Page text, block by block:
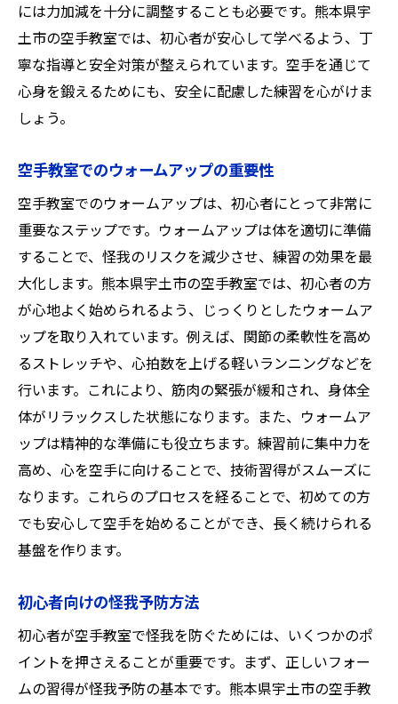
には力加減を十分に調整することも必要です。熊本県宇
土市の空手教室では、初心者が安心して学べるよう、丁
寧な指導と安全対策が整えられています。空手を通じて
心身を鍛えるためにも、安全に配慮した練習を心がけま
しょう。
空手教室でのウォームアップの重要性
空手教室でのウォームアップは、初心者にとって非常に
重要なステップです。ウォームアップは体を適切に準備
することで、怪我のリスクを減少させ、練習の効果を最
大化します。熊本県宇土市の空手教室では、初心者の方
が心地よく始められるよう、じっくりとしたウォームア
ップを取り入れています。例えば、関節の柔軟性を高め
るストレッチや、心拍数を上げる軽いランニングなどを
行います。これにより、筋肉の緊張が緩和され、身体全
体がリラックスした状態になります。また、ウォームア
ップは精神的な準備にも役立ちます。練習前に集中力を
高め、心を空手に向けることで、技術習得がスムーズに
なります。これらのプロセスを経ることで、初めての方
でも安心して空手を始めることができ、長く続けられる
基盤を作ります。
初心者向けの怪我予防方法
初心者が空手教室で怪我を防ぐためには、いくつかのポ
イントを押さえることが重要です。まず、正しいフォー
ムの習得が怪我予防の基本です。熊本県宇土市の空手教